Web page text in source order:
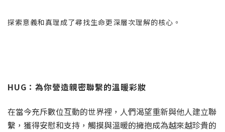
探索意義和真理成了尋找生命更深層次理解的核心。
HUG：為你營造親密聯繫的溫暖彩妝
在當今充斥數位互動的世界裡，人們渴望重新與他人建立聯
繫，獲得安慰和支持，觸摸與溫暖的擁抱成為越來越珍貴的